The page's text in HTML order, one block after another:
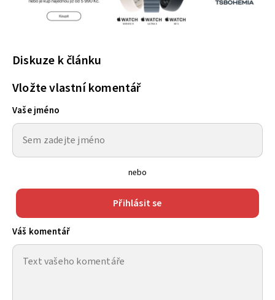
Diskuze k článku
Vložte vlastní komentář
Vaše jméno
nebo
Přihlásit se
Váš komentář